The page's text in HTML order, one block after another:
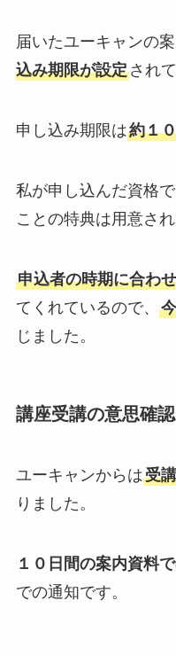
届いたユーキャンの
込み期限が設定され
申し込み期限は約１
私が申し込んだ資格
ことの特典は用意さ
申込者の時期に合わ
てくれているので、
じました 。
講座受講の意思確
ユーキャンからは受
りました。
１０日間の案内資料
での通知です。